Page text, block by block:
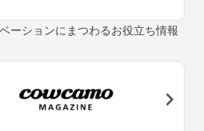
ーションにまつわるお役立ち情報